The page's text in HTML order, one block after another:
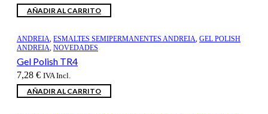
AÑADIR AL CARRITO
ANDREIA, ESMALTES SEMIPERMANENTES ANDREIA, GEL POLISH
ANDREIA, NOVEDADES
Gel Polish TR4
7,28 € IVA Incl.
AÑADIR AL CARRITO